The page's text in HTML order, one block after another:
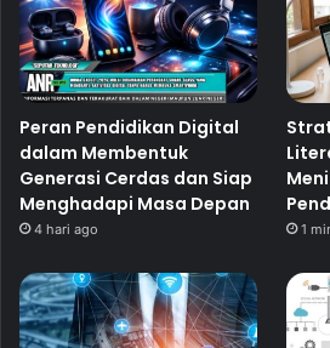
Peran Pendidikan Digital
dalam Membentuk
Generasi Cerdas dan Siap
Menghadapi Masa Depan
4 hari ago 1